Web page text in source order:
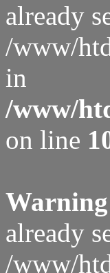
already
/www/
in
/www/
on line
Warning
already
/www/